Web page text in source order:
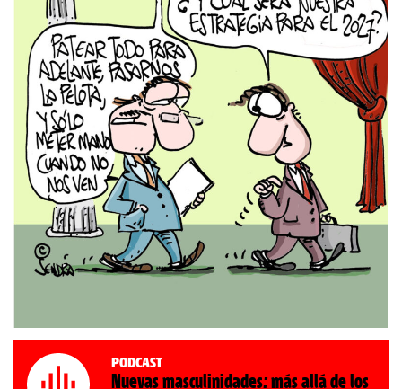
Podcast
Nuevas masculinidades: más allá de los